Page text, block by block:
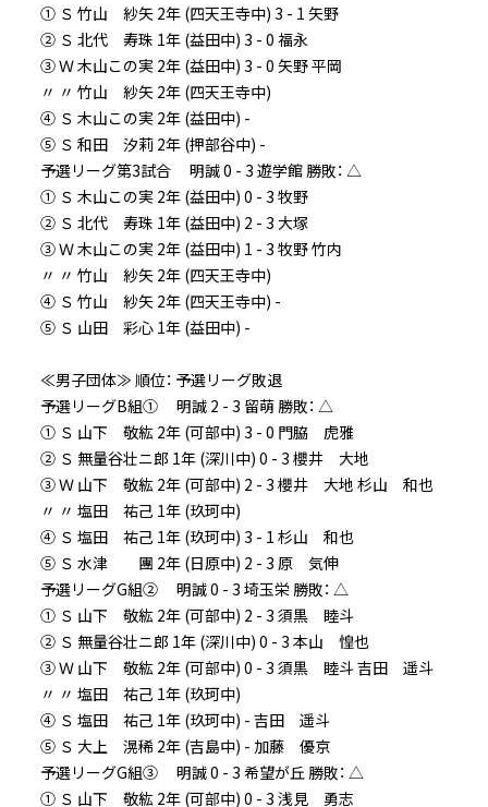
① Ｓ 竹山 紗矢 2年 (四天王寺中) 3 - 1 矢野
② Ｓ 北代 寿珠 1年 (益田中) 3 - 0 福永
③ Ｗ 木山この実 2年 (益田中) 3 - 0 矢野 平岡
〃 〃 竹山 紗矢 2年 (四天王寺中)
④ Ｓ 木山この実 2年 (益田中) -
⑤ Ｓ 和田 汐莉 2年 (押部谷中) -
予選リーグ第3試合 明誠 0 - 3 遊学館 勝敗： △
① Ｓ 木山この実 2年 (益田中) 0 - 3 牧野
② Ｓ 北代 寿珠 1年 (益田中) 2 - 3 大塚
③ Ｗ 木山この実 2年 (益田中) 1 - 3 牧野 竹内
〃 〃 竹山 紗矢 2年 (四天王寺中)
④ Ｓ 竹山 紗矢 2年 (四天王寺中) -
⑤ Ｓ 山田 彩心 1年 (益田中) -
≪男子団体≫ 順位： 予選リーグ敗退
予選リーグB組① 明誠 2 - 3 留萌 勝敗： △
① Ｓ 山下 敬紘 2年 (可部中) 3 - 0 門脇 虎雅
② Ｓ 無量谷壮ニ郎 1年 (深川中) 0 - 3 櫻井 大地
③ Ｗ 山下 敬紘 2年 (可部中) 2 - 3 櫻井 大地 杉山 和也
〃 〃 塩田 祐己 1年 (玖珂中)
④ Ｓ 塩田 祐己 1年 (玖珂中) 3 - 1 杉山 和也
⑤ Ｓ 水津 團 2年 (日原中) 2 - 3 原 気伸
予選リーグG組② 明誠 0 - 3 埼玉栄 勝敗： △
① Ｓ 山下 敬紘 2年 (可部中) 2 - 3 須黒 睦斗
② Ｓ 無量谷壮ニ郎 1年 (深川中) 0 - 3 本山 惶也
③ Ｗ 山下 敬紘 2年 (可部中) 0 - 3 須黒 睦斗 吉田 遥斗
〃 〃 塩田 祐己 1年 (玖珂中)
④ Ｓ 塩田 祐己 1年 (玖珂中) - 吉田 遥斗
⑤ Ｓ 大上 滉稀 2年 (吉島中) - 加藤 優京
予選リーグG組③ 明誠 0 - 3 希望が丘 勝敗： △
① Ｓ 山下 敬紘 2年 (可部中) 0 - 3 浅見 勇志